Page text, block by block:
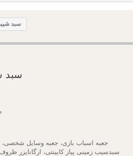
سبد
سبد
جعبه اسباب بازی، جعبه وسایل
سبدسیب زمینی پیاز کابینتی، ارگانایزر ظروف